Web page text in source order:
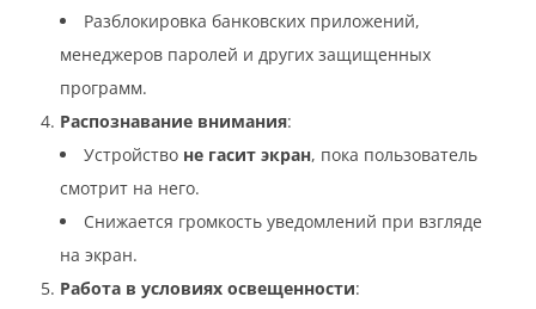
Разблокировка банковских приложений,
менеджеров паролей и других защищенных
программ.
Распознавание внимания:
Устройство не гасит экран, пока пользователь
смотрит на него.
Снижается громкость уведомлений при взгляде
на экран.
Работа в условиях освещенности: